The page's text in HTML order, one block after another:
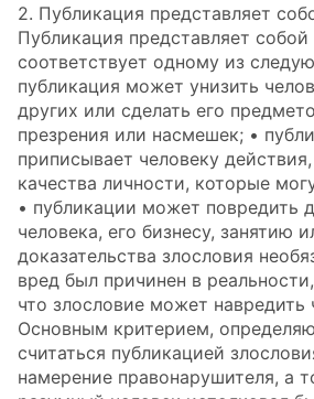
2. Публикация представляет
Публикация представляет собой
соответствует одному из
публикация может унизить
других или сделать его
презрения или насмешек; •
приписывает человеку
качества личности, которые
• публикации может повредить
человека, его бизнесу, занятию
доказательства злословия
вред был причинен в
что злословие может навредить
Основным критерием,
считаться публикацией
намерение правонарушителя, а